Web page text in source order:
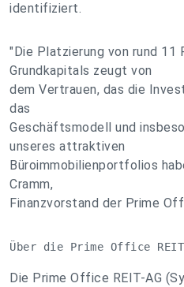
identifiziert.
"Die Platzierung von rund 11
Grundkapitals zeugt von
dem Vertrauen, das die
das
Geschäftsmodell und
unseres attraktiven
Büroimmobilienportfolios
Cramm,
Finanzvorstand der Prime
Über die Prime Office
Die Prime Office REIT-AG